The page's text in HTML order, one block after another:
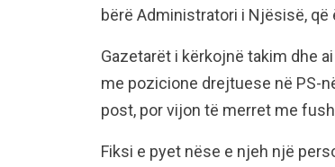
bërë Administratori i Njësisë, që
Gazetarët i kërkojnë takim dhe
me pozicione drejtuese në PS-
post, por vijon të merret me
Fiksi e pyet nëse e njeh një